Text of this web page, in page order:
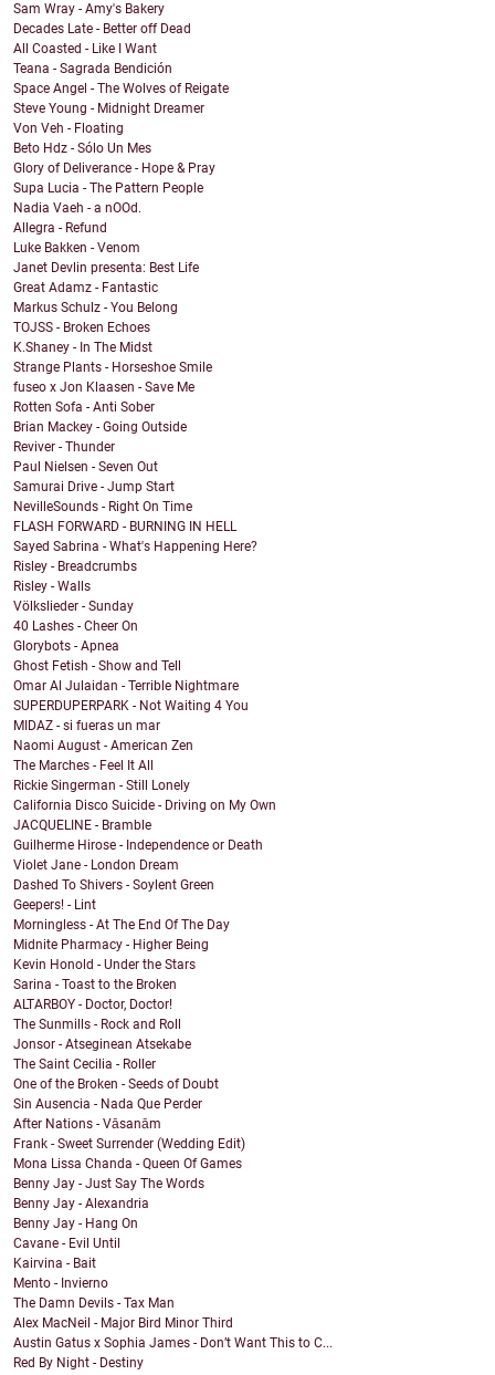
Sam Wray - Amy's Bakery
Decades Late - Better off Dead
All Coasted - Like I Want
Teana - Sagrada Bendición
Space Angel - The Wolves of Reigate
Steve Young - Midnight Dreamer
Von Veh - Floating
Beto Hdz - Sólo Un Mes
Glory of Deliverance - Hope & Pray
Supa Lucia - The Pattern People
Nadia Vaeh - a nOOd.
Allegra - Refund
Luke Bakken - Venom
Janet Devlin presenta: Best Life
Great Adamz - Fantastic
Markus Schulz - You Belong
TOJSS - Broken Echoes
K.Shaney - In The Midst
Strange Plants - Horseshoe Smile
fuseo x Jon Klaasen - Save Me
Rotten Sofa - Anti Sober
Brian Mackey - Going Outside
Reviver - Thunder
Paul Nielsen - Seven Out
Samurai Drive - Jump Start
NevilleSounds - Right On Time
FLASH FORWARD - BURNING IN HELL
Sayed Sabrina - What's Happening Here?
Risley - Breadcrumbs
Risley - Walls
Völkslieder - Sunday
40 Lashes - Cheer On
Glorybots - Apnea
Ghost Fetish - Show and Tell
Omar Al Julaidan - Terrible Nightmare
SUPERDUPERPARK - Not Waiting 4 You
MIDAZ - si fueras un mar
Naomi August - American Zen
The Marches - Feel It All
Rickie Singerman - Still Lonely
California Disco Suicide - Driving on My Own
JACQUELINE - Bramble
Guilherme Hirose - Independence or Death
Violet Jane - London Dream
Dashed To Shivers - Soylent Green
Geepers! - Lint
Morningless - At The End Of The Day
Midnite Pharmacy - Higher Being
Kevin Honold - Under the Stars
Sarina - Toast to the Broken
ALTARBOY - Doctor, Doctor!
The Sunmills - Rock and Roll
Jonsor - Atseginean Atsekabe
The Saint Cecilia - Roller
One of the Broken - Seeds of Doubt
Sin Ausencia - Nada Que Perder
After Nations - Vāsanām
Frank - Sweet Surrender (Wedding Edit)
Mona Lissa Chanda - Queen Of Games
Benny Jay - Just Say The Words
Benny Jay - Alexandria
Benny Jay - Hang On
Cavane - Evil Until
Kairvina - Bait
Mento - Invierno
The Damn Devils - Tax Man
Alex MacNeil - Major Bird Minor Third
Austin Gatus x Sophia James - Don’t Want This to C...
Red By Night - Destiny